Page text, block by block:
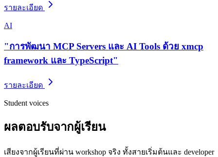
รายละเอียด
AI
"การพัฒนา MCP Servers และ AI Tools ด้วย xmcp
framework และ TypeScript"
รายละเอียด
Student voices
ผลตอบรับจากผู้เรียน
เสียงจากผู้เรียนที่ผ่าน workshop จริง ทั้งสายเริ่มต้นและ developer